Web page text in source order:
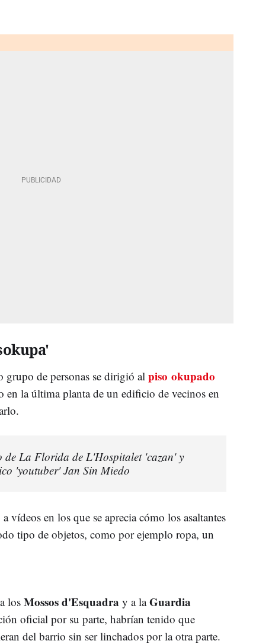
grupo de personas se dirigió al piso okupado
en la última planta de un edificio de vecinos en
de La Florida de L'Hospitalet 'cazan' y
'youtuber' Jan Sin Miedo
vídeos en los que se aprecia cómo los asaltantes
tipo de objetos, como por ejemplo ropa, un
los Mossos d'Esquadra y a laGuardia
oficial por su parte, habrían tenido que
del barrio sin ser linchados por la otra parte.